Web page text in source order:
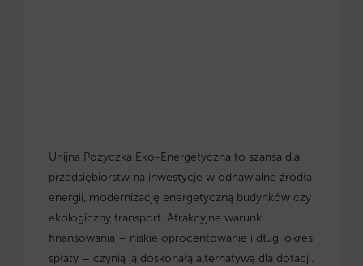
Unijna Pożyczka Eko-Energetyczna to szansa dla
przedsiębiorstw na inwestycje w odnawialne źródła
energii, modernizację energetyczną budynków czy
ekologiczny transport. Atrakcyjne warunki
finansowania – niskie oprocentowanie i długi okres
spłaty – czynią ją doskonałą alternatywą dla dotacji.